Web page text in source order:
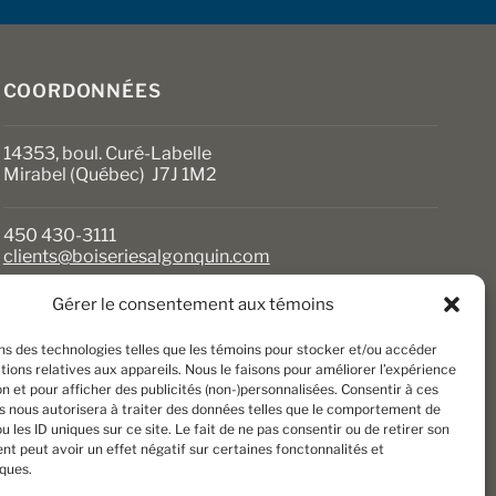
Gérer le consentement aux témoins
des technologies telles que les témoins pour stocker et/ou accéder
relatives aux appareils. Nous le faisons pour améliorer l’expérience
et pour afficher des publicités (non-)personnalisées. Consentir à ces
nous autorisera à traiter des données telles que le comportement de
les ID uniques sur ce site. Le fait de ne pas consentir ou de retirer son
peut avoir un effet négatif sur certaines fonctonnalités et
du
COORDONNÉES
14353, boul. Curé-Labelle
Mirabel (Québec) J7J 1M2
450 430-3111
clients@boiseriesalgonquin.com
Lundi au vendredi : 6 h 30 à 17 h 30
Samedi : 8 h à 17 h
Dimanche : Fermé